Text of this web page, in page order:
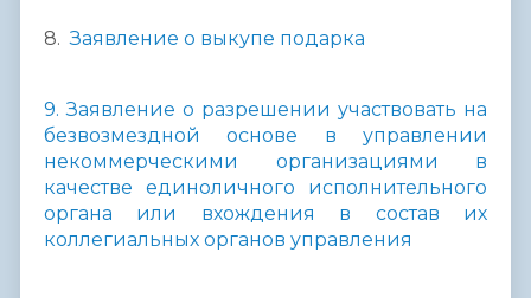
8.Заявление о выкупе подарка
9. Заявление о разрешении участвовать на
безвозмездной основе в управлении
некоммерческими организациями в
качестве единоличного исполнительного
органа или вхождения в состав их
коллегиальных органов управления